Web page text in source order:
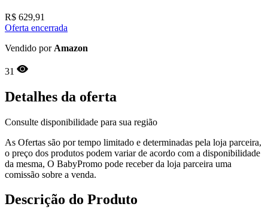
R$ 629,91
Oferta encerrada
Vendido por Amazon
31
Detalhes da oferta
Consulte disponibilidade para sua região
As Ofertas são por tempo limitado e determinadas pela loja parceira,
o preço dos produtos podem variar de acordo com a disponibilidade
da mesma, O BabyPromo pode receber da loja parceira uma
comissão sobre a venda.
Descrição do Produto